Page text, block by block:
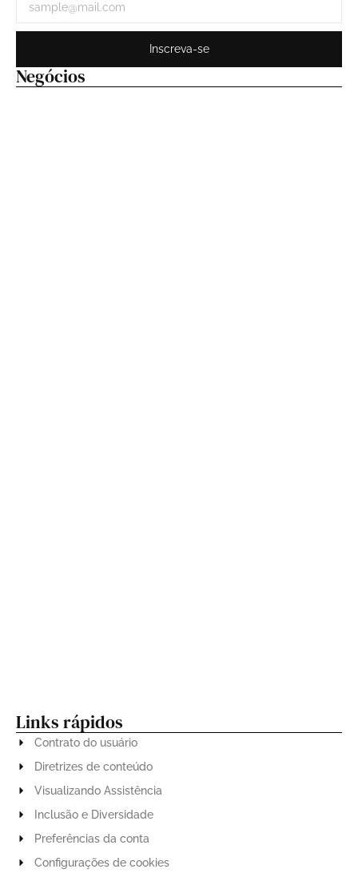
Inscreva-se
Negócios
Links rápidos
Contrato do usuário
Diretrizes de conteúdo
Visualizando Assistência
Inclusão e Diversidade
Preferências da conta
Configurações de cookies